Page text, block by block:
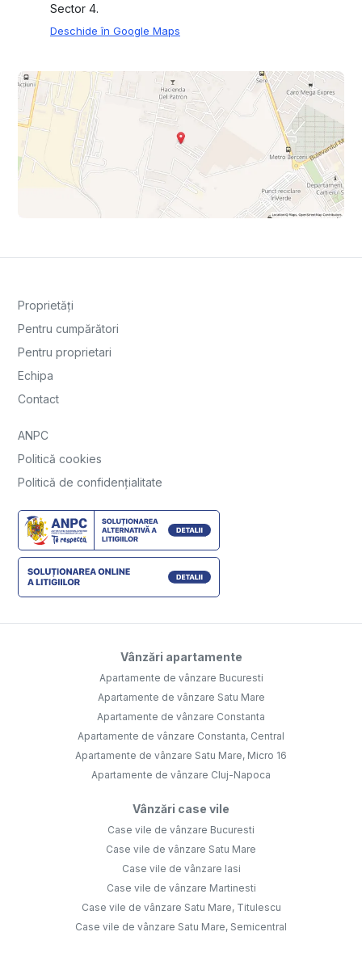
Sector 4.
Deschide în Google Maps
Proprietăți
Pentru cumpărători
Pentru proprietari
Echipa
Contact
ANPC
Politică cookies
Politică de confidențialitate
Vânzări apartamente
Apartamente de vânzare Bucuresti
Apartamente de vânzare Satu Mare
Apartamente de vânzare Constanta
Apartamente de vânzare Constanta, Central
Apartamente de vânzare Satu Mare, Micro 16
Apartamente de vânzare Cluj-Napoca
Vânzări case vile
Case vile de vânzare Bucuresti
Case vile de vânzare Satu Mare
Case vile de vânzare Iasi
Case vile de vânzare Martinesti
Case vile de vânzare Satu Mare, Titulescu
Case vile de vânzare Satu Mare, Semicentral